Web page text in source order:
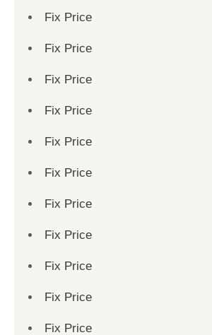
Fix Price
Fix Price
Fix Price
Fix Price
Fix Price
Fix Price
Fix Price
Fix Price
Fix Price
Fix Price
Fix Price